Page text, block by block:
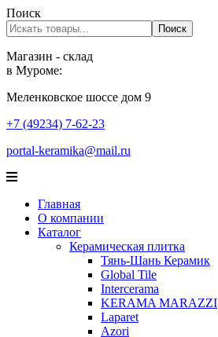
Поиск
Поиск
Магазин - склад
в Муроме:
Меленковское шоссе дом 9
+7 (49234) 7-62-23
portal-keramika@mail.ru
Главная
О компании
Каталог
Керамическая плитка
Тянь-Шань Керамик
Global Tile
Intercerama
KERAMA MARAZZI
Laparet
Аzori